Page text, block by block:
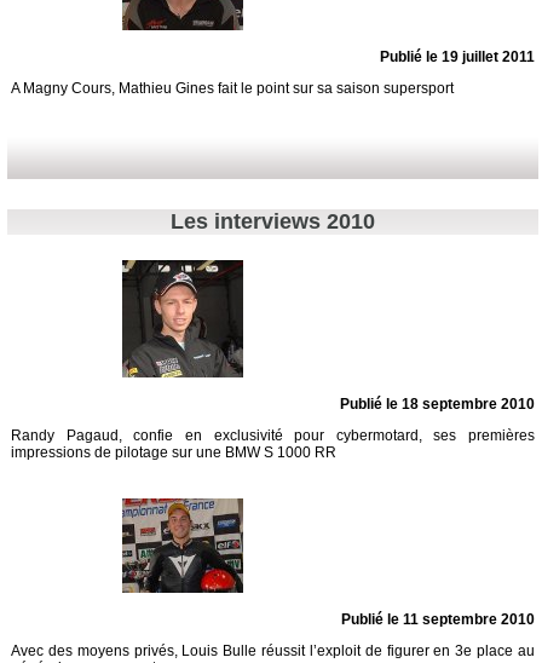
Publié le 19 juillet 2011
A Magny Cours, Mathieu Gines fait le point sur sa saison supersport
Les interviews 2010
Publié le 18 septembre 2010
Randy Pagaud, confie en exclusivité pour cybermotard, ses premières
impressions de pilotage sur une BMW S 1000 RR
Publié le 11 septembre 2010
Avec des moyens privés, Louis Bulle réussit l’exploit de figurer en 3e place au